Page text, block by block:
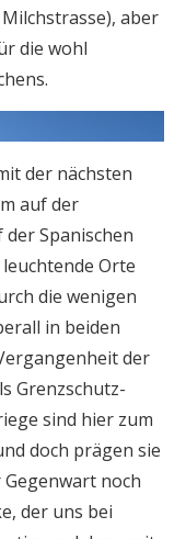
aber
die wohl
der nächsten
auf der
Spanischen
Orte
die wenigen
in beiden
der
Grenzschutz-
sind hier zum
doch prägen sie
noch
der uns bei